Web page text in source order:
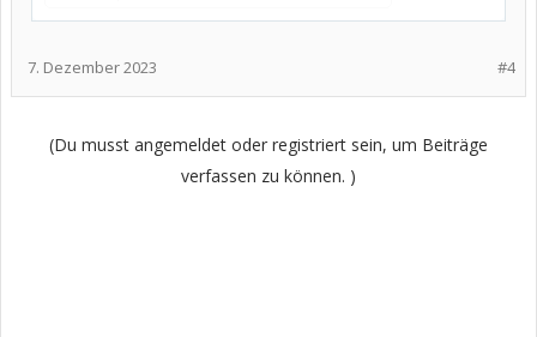
#4
7. Dezember 2023
(Du musst angemeldet oder registriert sein, um Beiträge
verfassen zu können. )